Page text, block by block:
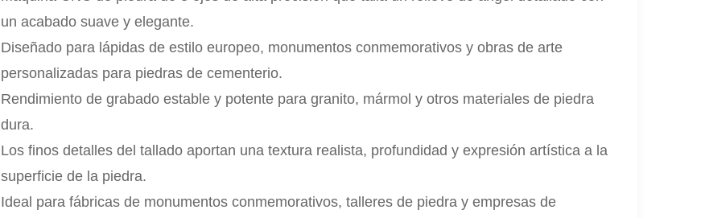
un acabado suave y elegante.
Diseñado para lápidas de estilo europeo, monumentos conmemorativos y obras de arte
personalizadas para piedras de cementerio.
Rendimiento de grabado estable y potente para granito, mármol y otros materiales de piedra
dura.
Los finos detalles del tallado aportan una textura realista, profundidad y expresión artística a la
superficie de la piedra.
Ideal para fábricas de monumentos conmemorativos, talleres de piedra y empresas de